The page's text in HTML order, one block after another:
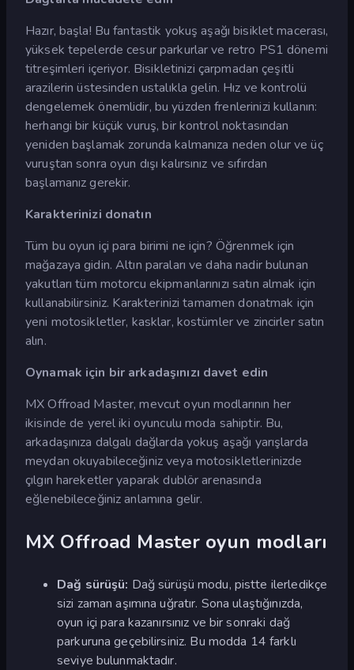
Hazır, başla! Bu fantastik yokuş aşağı bisiklet macerası,
yüksek tepelerde cesur parkurlar ve retro PS1 dönemi
titreşimleri içeriyor. Bisikletinizi çarpmadan çeşitli
arazilerin üstesinden ustalıkla gelin. Hız ve kontrolü
dengelemek önemlidir, bu yüzden frenlerinizi kullanın:
herhangi bir küçük vuruş, bir kontrol noktasından
yeniden başlamak zorunda kalmanıza neden olur ve üç
vuruştan sonra oyun dışı kalırsınız ve sıfırdan
başlamanız gerekir.
Karakterinizi donatın
Tüm bu oyun içi para birimi ne için? Öğrenmek için
mağazaya gidin. Altın paraları ve daha nadir bulunan
yakutları tüm motorcu ekipmanlarınızı satın almak için
kullanabilirsiniz. Karakterinizi tamamen donatmak için
yeni motosikletler, kasklar, kostümler ve zincirler satın
alın.
Oynamak için bir arkadaşınızı davet edin
MX Offroad Master, mevcut oyun modlarının her
ikisinde de yerel iki oyunculu moda sahiptir. Bu,
arkadaşınıza dalgalı dağlarda yokuş aşağı yarışlarda
meydan okuyabileceğiniz veya motosikletlerinizde
çılgın hareketler yaparak dublör arenasında
eğlenebileceğiniz anlamına gelir.
MX Offroad Master oyun modları
Dağ sürüşü: Dağ sürüşü modu, pistte ilerledikçe
sizi zaman aşımına uğratır. Sona ulaştığınızda,
oyun içi para kazanırsınız ve bir sonraki dağ
parkuruna geçebilirsiniz. Bu modda 14 farklı
seviye bulunmaktadır.